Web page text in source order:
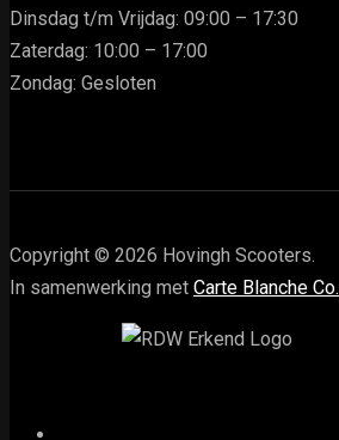
Dinsdag t/m Vrijdag: 09:00 – 17:30
Zaterdag: 10:00 – 17:00
Zondag: Gesloten
Copyright © 2026 Hovingh Scooters.
In samenwerking met Carte Blanche Co.